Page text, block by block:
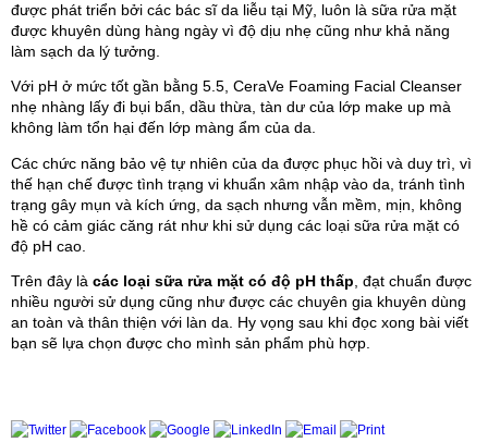
được phát triển bởi các bác sĩ da liễu tại Mỹ, luôn là sữa rửa mặt
được khuyên dùng hàng ngày vì độ dịu nhẹ cũng như khả năng
làm sạch da lý tưởng.
Với pH ở mức tốt gần bằng 5.5, CeraVe Foaming Facial Cleanser
nhẹ nhàng lấy đi bụi bẩn, dầu thừa, tàn dư của lớp make up mà
không làm tổn hại đến lớp màng ẩm của da.
Các chức năng bảo vệ tự nhiên của da được phục hồi và duy trì, vì
thế hạn chế được tình trạng vi khuẩn xâm nhập vào da, tránh tình
trạng gây mụn và kích ứng, da sạch nhưng vẫn mềm, mịn, không
hề có cảm giác căng rát như khi sử dụng các loại sữa rửa mặt có
độ pH cao.
Trên đây là các loại sữa rửa mặt có độ pH thấp , đạt chuẩn được
nhiều người sử dụng cũng như được các chuyên gia khuyên dùng
an toàn và thân thiện với làn da. Hy vọng sau khi đọc xong bài viết
bạn sẽ lựa chọn được cho mình sản phẩm phù hợp.